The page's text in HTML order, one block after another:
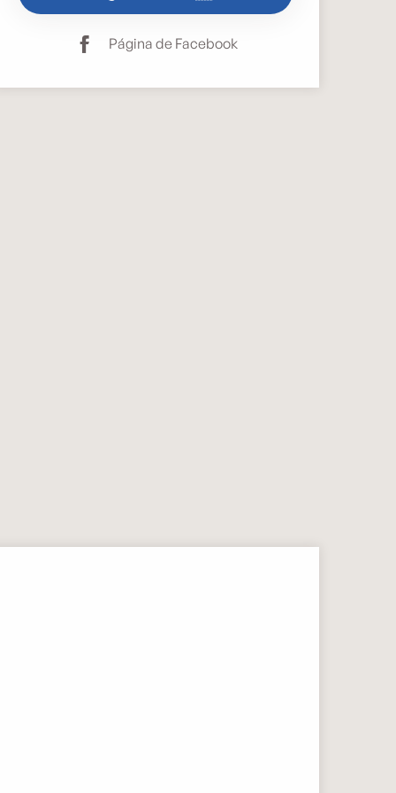
Página de Facebook